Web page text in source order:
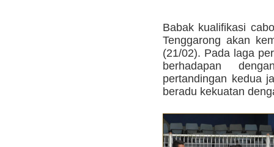
Babak kualifikasi
Tenggarong akan
(21/02). Pada laga
berhadapan
pertandingan kedua
beradu kekuatan